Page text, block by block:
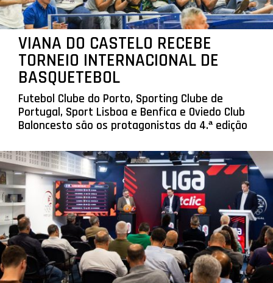
VIANA DO CASTELO RECEBE
TORNEIO INTERNACIONAL DE
BASQUETEBOL
Futebol Clube do Porto, Sporting Clube de
Portugal, Sport Lisboa e Benfica e Oviedo Club
Baloncesto são os protagonistas da 4.ª edição